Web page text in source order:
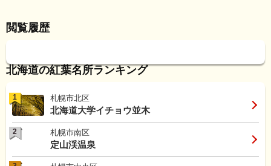
閲覧履歴
北海道の紅葉名所ランキング
1 札幌市北区
北海道大学イチョウ並木
2 札幌市南区
定山渓温泉